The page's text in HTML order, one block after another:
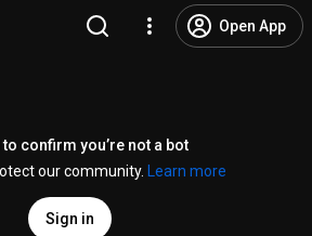
Open App
confirm you’re not a bot
our community.
Learn more
Sign in